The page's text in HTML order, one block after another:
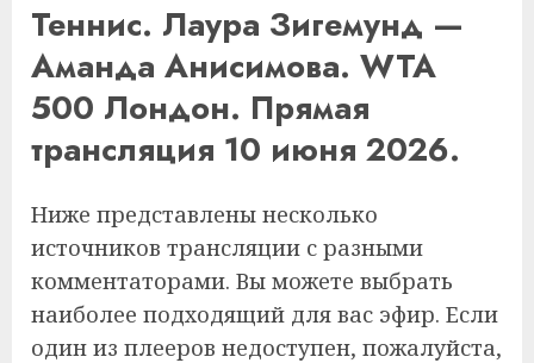
Теннис. Лаура Зигемунд —
Аманда Анисимова. WTA
500 Лондон. Прямая
трансляция 10 июня 2026.
Ниже представлены несколько
источников трансляции с разными
комментаторами. Вы можете выбрать
наиболее подходящий для вас эфир. Если
один из плееров недоступен, пожалуйста,